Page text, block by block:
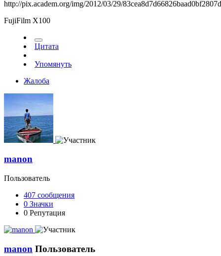
http://pix.academ.org/img/2012/03/29/
FujiFilm X100
Цитата
Упомянуть
Жалоба
manon
Пользователь
407 сообщения
0 Значки
0 Репутация
manon Пользователь